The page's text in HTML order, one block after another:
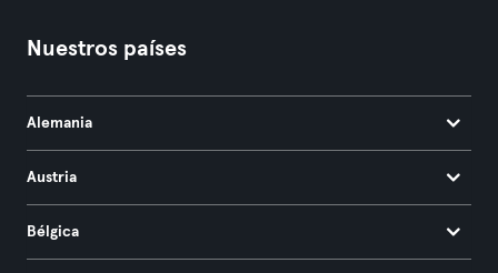
Nuestros países
Alemania
Austria
Bélgica